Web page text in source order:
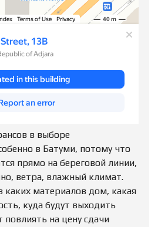
в выборе
в Батуми, потому что
прямо на береговой линии,
ветра, влажный климат.
каких материалов дом, какая
куда будут выходить
повлиять на цену сдачи